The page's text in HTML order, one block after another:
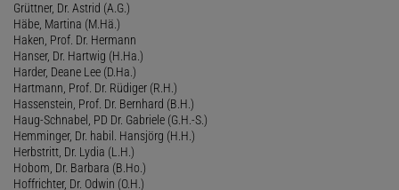
Grüttner, Dr. Astrid (A.G.)
Häbe, Martina (M.Hä.)
Haken, Prof. Dr. Hermann
Hanser, Dr. Hartwig (H.Ha.)
Harder, Deane Lee (D.Ha.)
Hartmann, Prof. Dr. Rüdiger (R.H.)
Hassenstein, Prof. Dr. Bernhard (B.H.)
Haug-Schnabel, PD Dr. Gabriele (G.H.-S.)
Hemminger, Dr. habil. Hansjörg (H.H.)
Herbstritt, Dr. Lydia (L.H.)
Hobom, Dr. Barbara (B.Ho.)
Hoffrichter, Dr. Odwin (O.H.)